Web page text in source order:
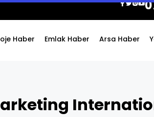
Haber Emlak Haber Arsa Haber